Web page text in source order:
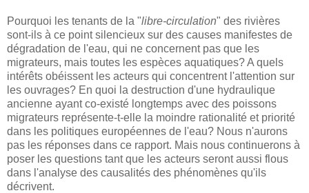
Pourquoi les tenants de la "libre-circulation" des rivières
sont-ils à ce point silencieux sur des causes manifestes de
dégradation de l'eau, qui ne concernent pas que les
migrateurs, mais toutes les espèces aquatiques? A quels
intérêts obéissent les acteurs qui concentrent l'attention sur
les ouvrages? En quoi la destruction d'une hydraulique
ancienne ayant co-existé longtemps avec des poissons
migrateurs représente-t-elle la moindre rationalité et priorité
dans les politiques européennes de l'eau? Nous n'aurons
pas les réponses dans ce rapport. Mais nous continuerons à
poser les questions tant que les acteurs seront aussi flous
dans l'analyse des causalités des phénomènes qu'ils
décrivent.